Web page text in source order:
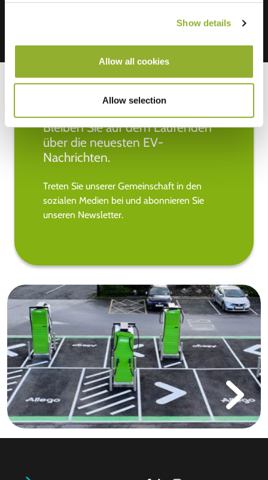
Show details
Allow all cookies
Allow selection
Bleiben Sie auf dem Laufenden
über die neuesten EV-
Nachrichten.
Treten Sie unserer Gemeinschaft in den
sozialen Medien bei und abonnieren Sie
unseren Newsletter.